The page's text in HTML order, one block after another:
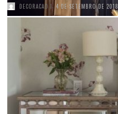
DECORACAO I 4 DE SETEMBRO DE 2018